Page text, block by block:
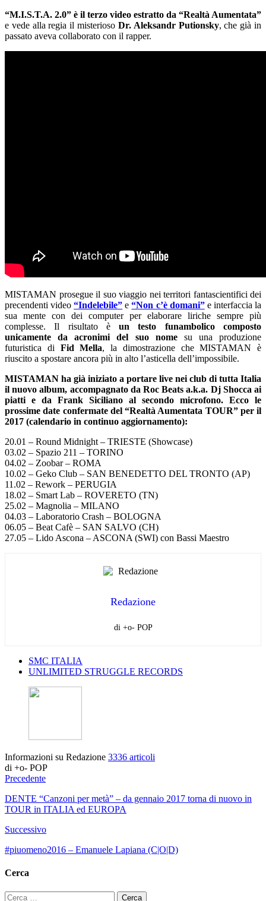
“M.I.S.T.A. 2.0” è il terzo video estratto da “Realtà Aumentata”
e vede alla regia il misterioso Dr. Aleksandr Putionsky, che già in
passato aveva collaborato con il rapper.
MISTAMAN prosegue il suo viaggio nei territori fantascientifici dei
precendenti video“Indelebile” e“Non c’è domani”e interfaccia la
sua mente con dei computer per elaborare liriche sempre più
complesse. Il risultato èun testo funambolico composto
unicamente da acronimi del suo nome su una produzione
futuristica di Fid Mella, la dimostrazione che MISTAMAN è
riuscito a spostare ancora più in alto l’asticella dell’impossibile.
MISTAMAN ha già iniziato a portare live nei club di tutta Italia
il nuovo album, accompagnato da Roc Beats a.k.a. Dj Shocca ai
piatti e da Frank Siciliano al secondo microfono. Ecco le
prossime date confermate del “Realtà Aumentata TOUR” per il
2017 (calendario in continuo aggiornamento):
20.01 – Round Midnight – TRIESTE (Showcase)
03.02 – Spazio 211 – TORINO
04.02 – Zoobar – ROMA
10.02 – Geko Club – SAN BENEDETTO DEL TRONTO (AP)
11.02 – Rework – PERUGIA
18.02 – Smart Lab – ROVERETO (TN)
25.02 – Magnolia – MILANO
04.03 – Laboratorio Crash – BOLOGNA
06.05 – Beat Cafè – SAN SALVO (CH)
27.05 – Lido Ascona – ASCONA (SWI) con Bassi Maestro
Redazione
di +o- POP
SMC ITALIA
UNLIMITED STRUGGLE RECORDS
Informazioni su Redazione 3336 articoli
di +o- POP
Precedente
DENTE “Canzoni per metà” – da gennaio 2017 torna di nuovo in
TOUR in ITALIA ed EUROPA
Successivo
#piuomeno2016 – Emanuele Lapiana (C|O|D)
Cerca
Ricerca